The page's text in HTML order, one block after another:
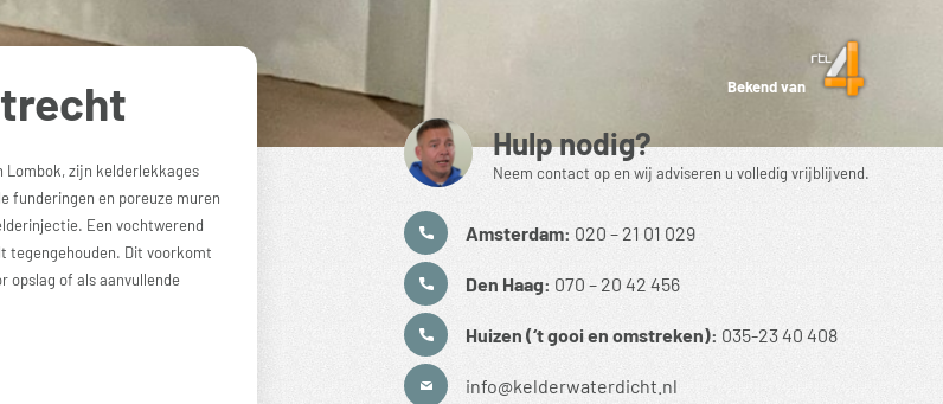
Bekend van
Lombok, zijn kelderlekkages
funderingen en poreuze muren
Een vochtwerend
tegengehouden. Dit voorkomt
opslag of als aanvullende
Hulp nodig?
Neem contact op en wij adviseren u volledig vrijblijvend.
Amsterdam: 020 – 21 01 029
Den Haag: 070 – 20 42 456
Huizen (‘t gooi en omstreken): 035-23 40 408
info@kelderwaterdicht.nl